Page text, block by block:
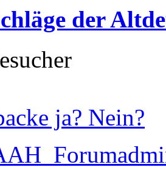
der
ja? Nein?